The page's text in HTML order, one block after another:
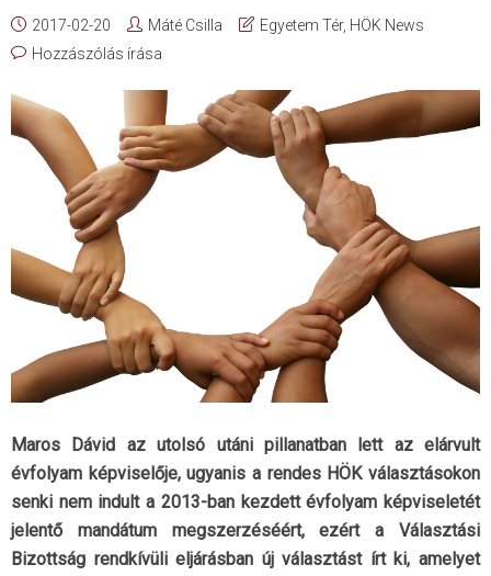
2017-02-20 Máté Csilla Egyetem Tér, HÖK News
Hozzászólás írása
Maros Dávid az utolsó utáni pillanatban lett az elárvult
évfolyam képviselője, ugyanis a rendes HÖK választásokon
senki nem indult a 2013-ban kezdett évfolyam képviseletét
jelentő mandátum megszerzéséért, ezért a Választási
Bizottság rendkívüli eljárásban új választást írt ki, amelyet